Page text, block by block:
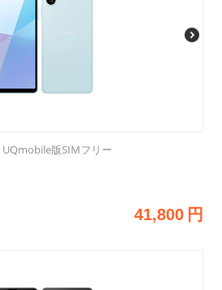
UQmobile版SIMフリー
41,800 円